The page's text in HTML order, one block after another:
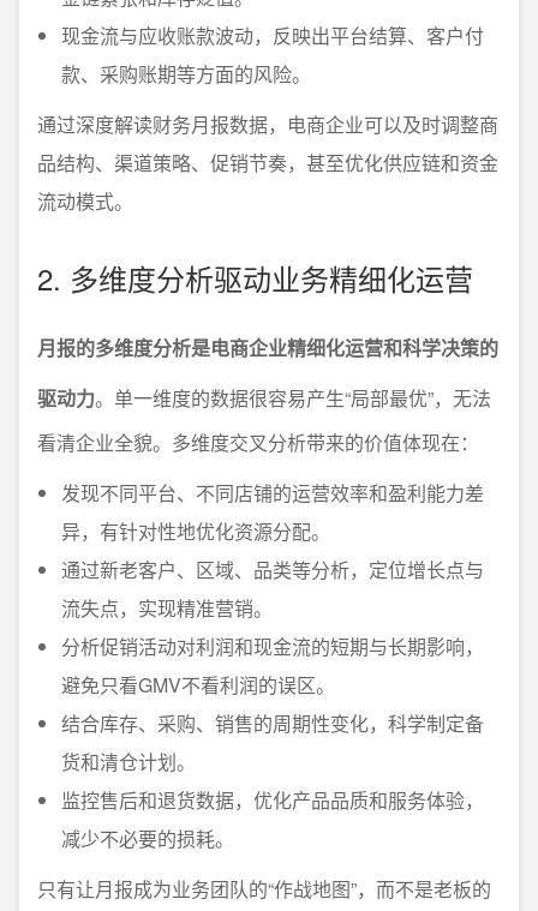
现金流与应收账款波动，反映出平台结算、客户付
款、采购账期等方面的风险。
通过深度解读财务月报数据，电商企业可以及时调整商
品结构、渠道策略、促销节奏，甚至优化供应链和资金
流动模式。
2. 多维度分析驱动业务精细化运营
月报的多维度分析是电商企业精细化运营和科学决策的
驱动力。单一维度的数据很容易产生“局部最优”，无法
看清企业全貌。多维度交叉分析带来的价值体现在：
发现不同平台、不同店铺的运营效率和盈利能力差
异，有针对性地优化资源分配。
通过新老客户、区域、品类等分析，定位增长点与
流失点，实现精准营销。
分析促销活动对利润和现金流的短期与长期影响，
避免只看GMV不看利润的误区。
结合库存、采购、销售的周期性变化，科学制定备
货和清仓计划。
监控售后和退货数据，优化产品品质和服务体验，
减少不必要的损耗。
只有让月报成为业务团队的“作战地图”，而不是老板的